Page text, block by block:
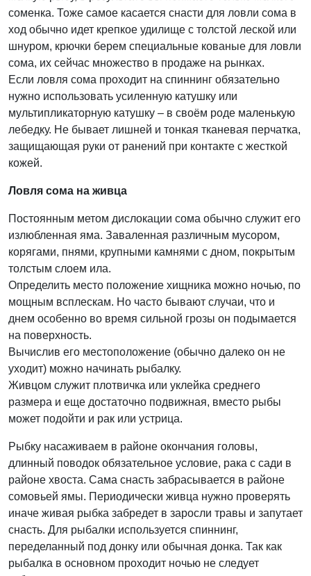
соменка. Тоже самое касается снасти для ловли сома в
ход обычно идет крепкое удилище с толстой леской или
шнуром, крючки берем специальные кованые для ловли
сома, их сейчас множество в продаже на рынках.
Если ловля сома проходит на спиннинг обязательно
нужно использовать усиленную катушку или
мультипликаторную катушку – в своём роде маленькую
лебедку. Не бывает лишней и тонкая тканевая перчатка,
защищающая руки от ранений при контакте с жесткой
кожей.
Ловля сома на живца
Постоянным метом дислокации сома обычно служит его
излюбленная яма. Заваленная различным мусором,
корягами, пнями, крупными камнями с дном, покрытым
толстым слоем ила.
Определить место положение хищника можно ночью, по
мощным всплескам. Но часто бывают случаи, что и
днем особенно во время сильной грозы он подымается
на поверхность.
Вычислив его местоположение (обычно далеко он не
уходит) можно начинать рыбалку.
Живцом служит плотвичка или уклейка среднего
размера и еще достаточно подвижная, вместо рыбы
может подойти и рак или устрица.
Рыбку насаживаем в районе окончания головы,
длинный поводок обязательное условие, рака с сади в
районе хвоста. Сама снасть забрасывается в районе
сомовьей ямы. Периодически живца нужно проверять
иначе живая рыбка забредет в заросли травы и запутает
снасть. Для рыбалки используется спиннинг,
переделанный под донку или обычная донка. Так как
рыбалка в основном проходит ночью не следует